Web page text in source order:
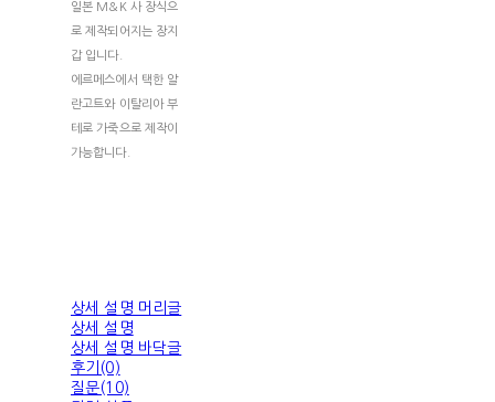
일본 M&K 사 장식으
로 제작되어지는 장지
갑 입니다.
에르메스에서 택한 알
란고트와 이탈리아 부
테로 가죽으로 제작이
가능합니다.
상세 설명 머리글
상세 설명
상세 설명 바닥글
후기(0)
질문(10)